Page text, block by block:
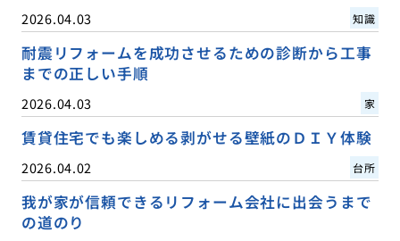
2026.04.03 知識
耐震リフォームを成功させるための診断から工事
までの正しい手順
2026.04.03 家
賃貸住宅でも楽しめる剥がせる壁紙のＤＩＹ体験
2026.04.02 台所
我が家が信頼できるリフォーム会社に出会うまで
の道のり